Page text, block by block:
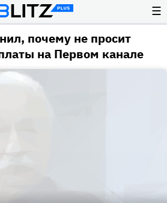
☰
почему не просит
на Первом канале